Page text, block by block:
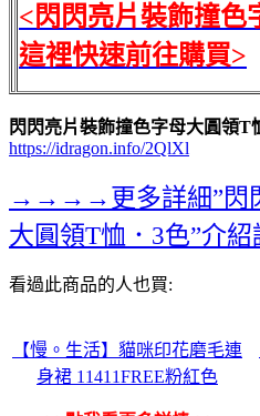
<閃閃亮片裝飾撞色
這裡快速前往購買>
閃閃亮片裝飾撞色字母大圓領T
https://idragon.info/2QlXl
→→→→更多詳細”閃
大圓領T恤．3色”
看過此商品的人也買:
【慢。生活】貓咪印花磨毛連
身裙 11411FREE粉紅色